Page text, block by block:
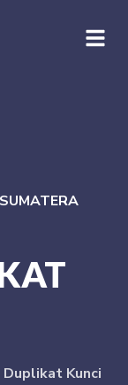
Duplikat Kunci